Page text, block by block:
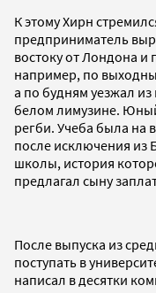
К этому Хирн
предприниматель
востоку от Лондона
например, по
а по будням уезжал
белом лимузине.
регби. Учеба была на
после исключения из
школы, история
предлагал сыну
После выпуска из
поступать в
написал в десятки